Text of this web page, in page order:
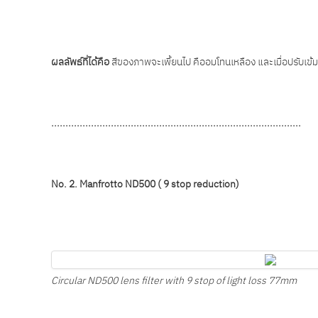
ผลลัพธ์ที่ได้คือสีของภาพจะเพิ้ยนไป คืออมโทนเหลือง และเมื่อปรับ
........................................................................................
No. 2. Manfrotto ND500 ( 9 stop reduction)
Circular ND500 lens filter with 9 stop of light loss 77mm